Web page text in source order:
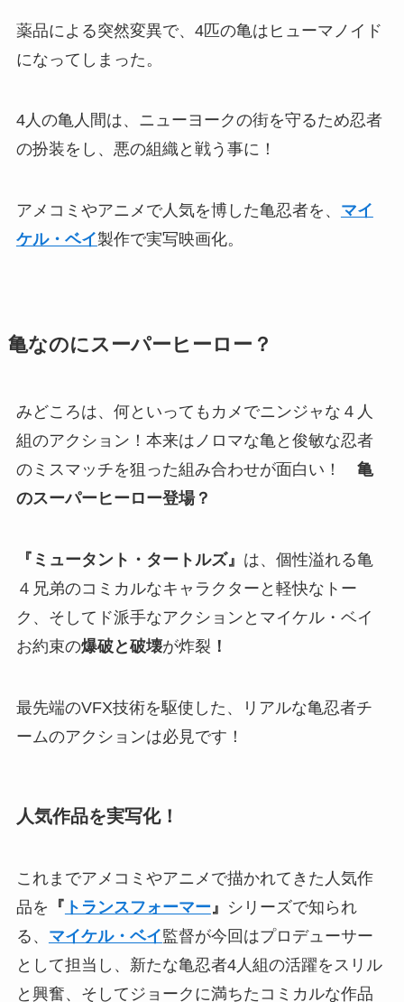
薬品による突然変異で、4匹の亀はヒューマノイド
になってしまった。
4人の亀人間は、ニューヨークの街を守るため忍者
の扮装をし、悪の組織と戦う事に！
アメコミやアニメで人気を博した亀忍者を、 マイ
ケル・ベイ製作で実写映画化。
亀なのにスーパーヒーロー？
みどころは、何といってもカメでニンジャな４人
組のアクション！本来はノロマな亀と俊敏な忍者
のミスマッチを狙った組み合わせが面白い！ 亀
のスーパーヒーロー登場？
『ミュータント・タートルズ』 は、個性溢れる亀
４兄弟のコミカルなキャラクターと軽快なトー
ク、そしてド派手なアクションとマイケル・ベイ
お約束の爆破と破壊が炸裂 ！
最先端のVFX技術を駆使した、リアルな亀忍者チ
ームのアクションは必見です！
人気作品を実写化！
これまでアメコミやアニメで描かれてきた人気作
品を 『 トランスフォーマー』 シリーズで知られ
る、 マイケル・ベイ監督が今回はプロデューサー
として担当し、新たな亀忍者4人組の活躍をスリル
と興奮、そしてジョークに満ちたコミカルな作品